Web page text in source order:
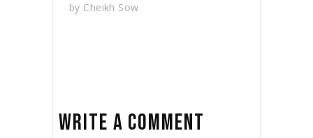
by Cheikh Sow
WRITE A COMMENT